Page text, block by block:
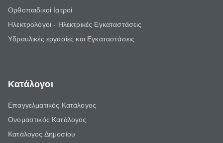
Ορθοπαιδικοί Ιατροί
Ηλεκτρολόγοι - Ηλεκτρικές Εγκαταστάσεις
Υδραυλικές εργασίες και Εγκαταστάσεις
Κατάλογοι
Επαγγελματικός Κατάλογος
Ονομαστικός Κατάλογος
Κατάλογος Δημοσίου